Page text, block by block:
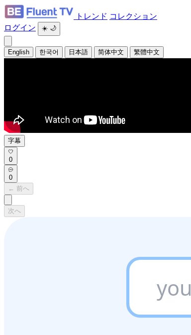
トレンド コレクション
ログイン
☀️ 🌙
English 한국어 日本語 简体中文 繁體中文
字幕
0
0
← 前へ
次へ